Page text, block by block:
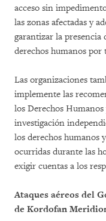
acceso sin
las zonas afectadas y
garantizar la presencia
derechos humanos
Las organizaciones
implemente las
los Derechos Humanos
investigación
los derechos humanos
ocurridas durante las
exigir cuentas a los
Ataques aéreos del
de Kordofan